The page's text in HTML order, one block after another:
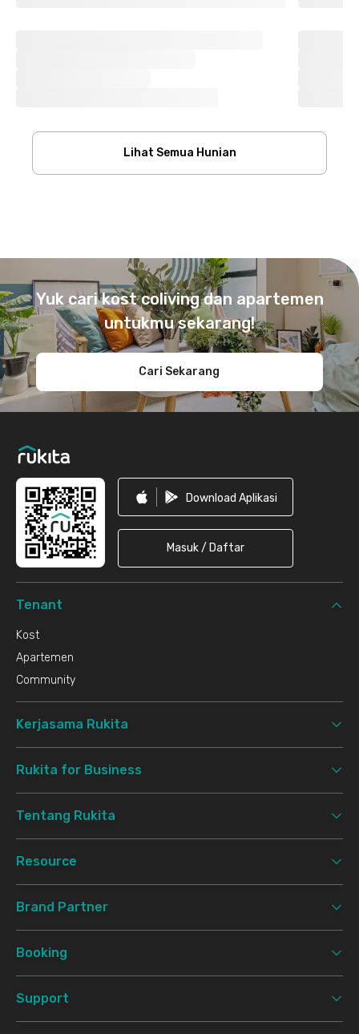
Lihat Semua Hunian
Yuk cari kost coliving dan apartemen
untukmu sekarang!
Cari Sekarang
Download Aplikasi
Masuk / Daftar
Tenant
Kost
Apartemen
Community
Kerjasama Rukita
Rukita for Business
Tentang Rukita
Resource
Brand Partner
Booking
Support